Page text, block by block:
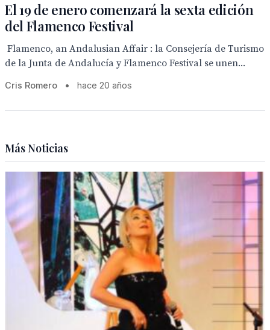
El 19 de enero comenzará la sexta edición
del Flamenco Festival
 Flamenco, an Andalusian Affair : la Consejería de Turismo
de la Junta de Andalucía y Flamenco Festival se unen...
Cris Romero • hace 20 años
Más Noticias